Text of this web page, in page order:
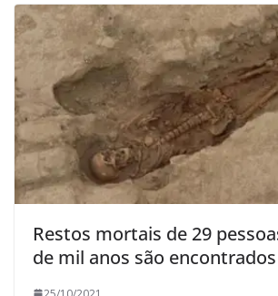
Restos mortais de 29
de mil anos são